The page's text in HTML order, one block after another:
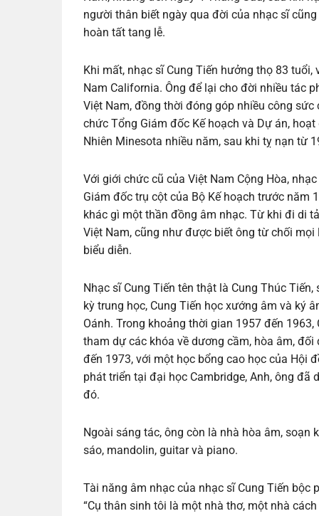
người thân biết ngày qua đời của nhạc sĩ
hoàn tất tang lễ.
Khi mất, nhạc sĩ Cung Tiến hưởng thọ 83
Nam California. Ông để lại cho đời nhiều tác
Việt Nam, đồng thời đóng góp nhiều công
chức Tổng Giám đốc Kế hoạch và Dự án,
Nhiên Minesota nhiều năm, sau khi tỵ nạn từ
Với giới chức cũ của Việt Nam Cộng Hòa,
Giám đốc trụ cột của Bộ Kế hoạch trước năm
khác gì một thần đồng âm nhạc. Từ khi đi di
Việt Nam, cũng như được biết ông từ chối
biểu diễn.
Nhạc sĩ Cung Tiến tên thật là Cung Thúc
kỳ trung học, Cung Tiến học xướng âm và ký
Oánh. Trong khoảng thời gian 1957 đến
tham dự các khóa về dương cầm, hòa âm,
đến 1973, với một học bổng cao học của Hội
phát triển tại đại học Cambridge, Anh, ông
đó.
Ngoài sáng tác, ông còn là nhà hòa âm,
sáo, mandolin, guitar và piano.
Tài năng âm nhạc của nhạc sĩ Cung Tiến
“Cụ thân sinh tôi là một nhà thơ, một nhà